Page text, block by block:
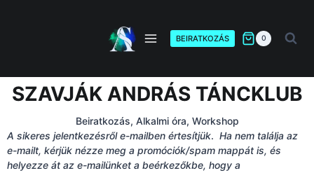
BEIRATKOZÁS 0
SZAVJÁK ANDRÁS TÁNCKLUB
Beiratkozás, Alkalmi óra, Workshop
A sikeres jelentkezésről e-mailben értesítjük. Ha nem találja az
e-mailt, kérjük nézze meg a promóciók/spam mappát is, és
helyezze át az e-mailünket a beérkezőkbe, hogy a